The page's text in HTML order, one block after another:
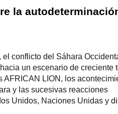
la
el conflicto del Sáhara
un escenario de creciente
AFRICAN LION, los
y las sucesivas reacciones
Unidos, Naciones Unidas y